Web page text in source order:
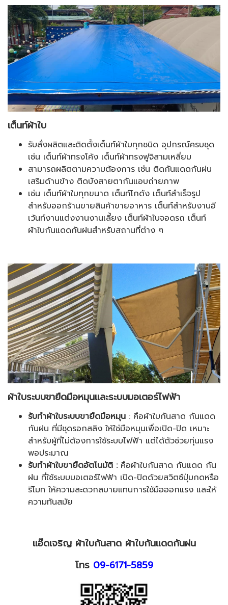
เต็นท์ผ้าใบ
รับสั่งผลิตและติดตั้งเต็นท์ผ้าใบทุกชนิด อุปกรณ์ครบชุด
เช่น เต็นท์ผ้าทรงโค้ง เต็นท์ผ้าทรงฟูจิสามเหลี่ยม
สามารถผลิตตามความต้องการ เช่น ติดกันแดดกันฝน
เสริมด้านข้าง ติดบังสายตากันแอบถ่ายภาพ
เช่น เต็นท์ผ้าใบทุกขนาด เต็นท์โกดัง เต็นท์สำเร็จรูป
สำหรับออกร้านขายสินค้าขายอาหาร เต็นท์สำหรับงานอี
เว้นท์งานแต่งงานงานเลี้ยง เต็นท์ผ้าใบจอดรถ เต็นท์
ผ้าใบกันแดดกันฝนสำหรับสถานที่ต่าง ๆ
ผ้าใบระบบขายืดมือหมุนและระบบมอเตอร์ไฟฟ้า
รับทำผ้าใบระบบขายืดมือหมุน : คือผ้าใบกันสาด กันแดด
กันฝน ที่มีชุดรอกสลิง ให้ใช่มือหมุนเพื่อเปิด-ปิด เหมาะ
สำหรับผู้ที่ไม่ต้องการใช้ระบบไฟฟ้า แต่ได้ตัวช่วยทุ่นแรง
พอประมาณ
รับทำผ้าใบขายืดอัตโนมัติ :คือผ้าใบกันสาด กันแดด กัน
ฝน ที่ใช้ระบบมอเตอร์ไฟฟ้า เปิด-ปิดด้วยสวิตซ์ปุ่มกดหรือ
รีโมท ให้ความสะดวกสบายแทนการใช้มือออกแรง และให้
ความทันสมัย
แอ๊ดเจริญ ผ้าใบกันสาด ผ้าใบกันแดดกันฝน
โทร 09-6171-5859